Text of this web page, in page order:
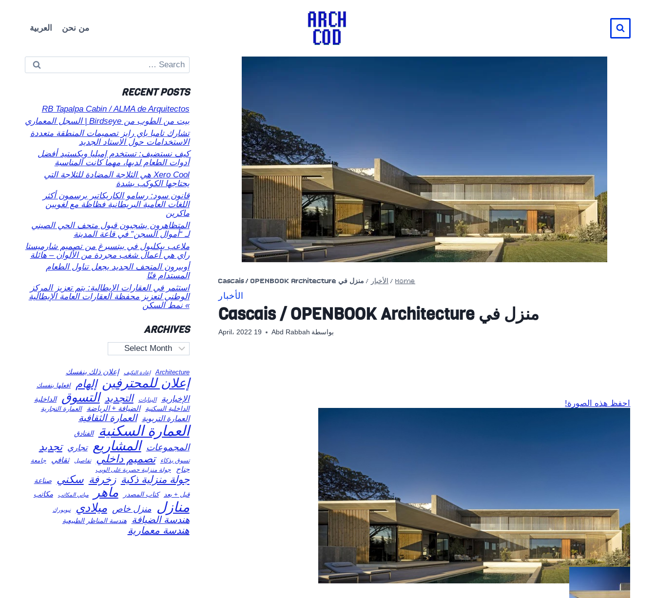
المحتوى
من نحن العربية
Home
/ الأخبار / منزل في Cascais / OPENBOOK Architecture
الأخبار
منزل في Cascais / OPENBOOK Architecture
بواسطة Abd Rabbah 19 April، 2022
احفظ هذه الصورة!
Search
for:
RECENT POSTS
RB Tapalpa Cabin / ALMA de Arquitectos
بيت من الطوب من Birdseye | السجل المعماري
تشارك تامبا باي رايز تصميمات المنطقة متعددة
الاستخدامات حول الاستاد الجديد
كيف نستضيف: تستخدم إميليا ويكستيد أفضل
أدوات الطعام لديها، مهما كانت المناسبة
Xero Cool هي الثلاجة المضادة للثلاجة التي
يحتاجها الكوكب بشدة
قانون سود: رسامو الكاريكاتير يرسمون أكثر
اللغات العامية البريطانية فظاظة مع لغويين
ماكرين
المتظاهرون يشجبون قبول متحف الحي الصيني
لـ “أموال السجن” في قاعة المدينة
ملاعب بيكلبول في بيتسبرغ من تصميم شارميستا
راي هي أعمال شغب مجردة من الألوان – هائلة
أوبيرون المتحف الجديد يجعل تناول الطعام
المستدام فنًا
استثمر في العقارات الإيطالية: يتم تعزيز المركز
الوطني لتعزيز محفظة العقارات العامة الإيطالية
» نمط السكن
ARCHIVES
Archives
Architecture إعادة التكيف إعلان ذلك بنفسك
إعلان للمحترفين إلهام افعلها بنفسك
الإخبارية البنايات التجديد التسوق الداخلية
الداخلية السكنية الضيافة + الرياضة العمارة التجارية
العمارة التربوية العمارة الثقافية
العمارة السكنية الفنادق
المجموعات المشاريع تجاري تجديد
تسوق بذكاء تصميم داخلي تفاصيل ثقافي جامعة
جناح جولة منزلية حصرية على الويب
جولة منزلية ذكية زخرفة سكني صناعة
قبل + بعد كتاب المصدر ماهر مباني المكاتب مكاتب
منازل منزل خاص ميلادي نيويورك
هندسة الضيافة هندسة المناظر الطبيعية
هندسة معمارية